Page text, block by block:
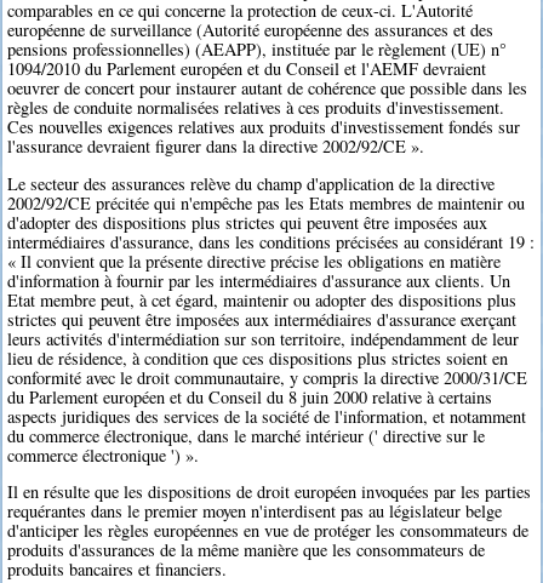
comparables en ce qui concerne la protection de ceux-ci. L'Autorité
européenne de surveillance (Autorité européenne des assurances et des
pensions professionnelles) (AEAPP), instituée par le règlement (UE) n°
1094/2010 du Parlement européen et du Conseil et l'AEMF devraient
oeuvrer de concert pour instaurer autant de cohérence que possible dans les
règles de conduite normalisées relatives à ces produits d'investissement.
Ces nouvelles exigences relatives aux produits d'investissement fondés sur
l'assurance devraient figurer dans la directive 2002/92/CE ».
Le secteur des assurances relève du champ d'application de la directive
2002/92/CE précitée qui n'empêche pas les Etats membres de maintenir ou
d'adopter des dispositions plus strictes qui peuvent être imposées aux
intermédiaires d'assurance, dans les conditions précisées au considérant 19 :
« Il convient que la présente directive précise les obligations en matière
d'information à fournir par les intermédiaires d'assurance aux clients. Un
Etat membre peut, à cet égard, maintenir ou adopter des dispositions plus
strictes qui peuvent être imposées aux intermédiaires d'assurance exerçant
leurs activités d'intermédiation sur son territoire, indépendamment de leur
lieu de résidence, à condition que ces dispositions plus strictes soient en
conformité avec le droit communautaire, y compris la directive 2000/31/CE
du Parlement européen et du Conseil du 8 juin 2000 relative à certains
aspects juridiques des services de la société de l'information, et notamment
du commerce électronique, dans le marché intérieur (' directive sur le
commerce électronique ') ».
Il en résulte que les dispositions de droit européen invoquées par les parties
requérantes dans le premier moyen n'interdisent pas au législateur belge
d'anticiper les règles européennes en vue de protéger les consommateurs de
produits d'assurances de la même manière que les consommateurs de
produits bancaires et financiers.